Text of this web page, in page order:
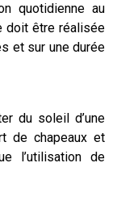
quotidienne au
doit être réalisée
et sur une durée
du soleil d’une
de chapeaux et
l’utilisation de